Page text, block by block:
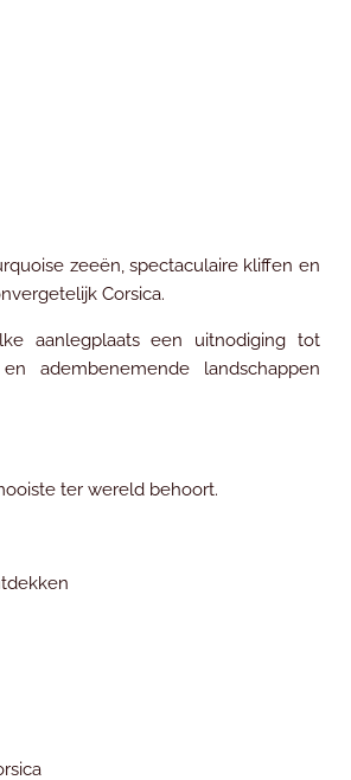
zeeën, spectaculaire kliffen en
Corsica.
aanlegplaats een uitnodiging tot
adembenemende landschappen
ter wereld behoort.